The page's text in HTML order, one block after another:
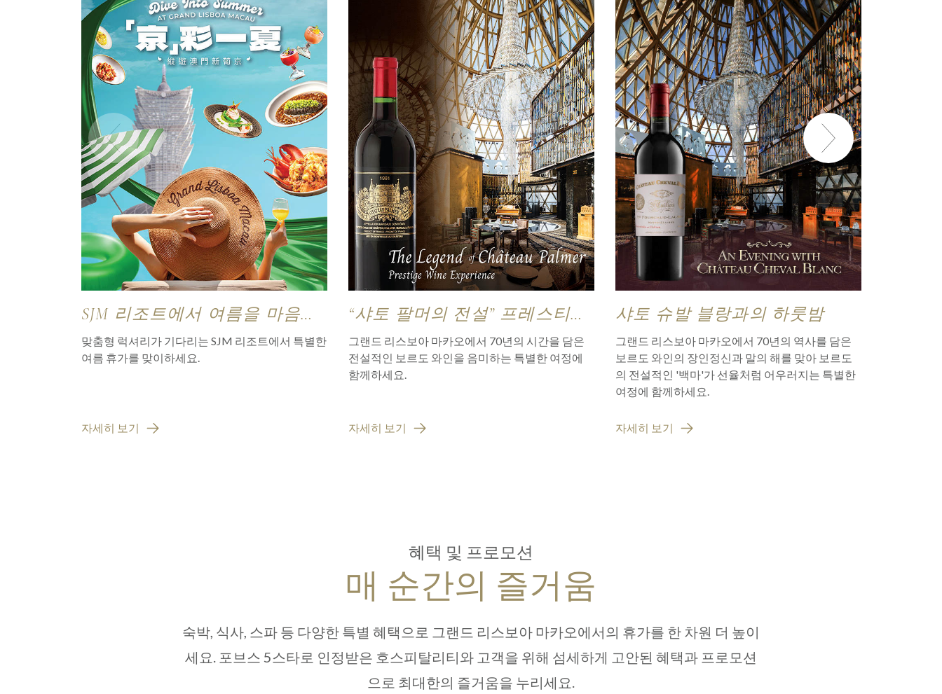
SJM 리조트에서 여름을 마음껏
즐겨보세요
맞춤형 럭셔리가 기다리는 SJM 리조트에서 특별한
여름 휴가를 맞이하세요.
자세히 보기
“샤토 팔머의 전설” 프레스티지
와인 익스피리언스
그랜드 리스보아 마카오에서 70년의 시간을 담은
전설적인 보르도 와인을 음미하는 특별한 여정에
함께하세요.
자세히 보기
샤토 슈발 블랑과의 하룻밤
그랜드 리스보아 마카오에서 70년의 역사를 담은
보르도 와인의 장인정신과 말의 해를 맞아 보르도
의 전설적인 '백마'가 선율처럼 어우러지는 특별한
여정에 함께하세요.
자세히 보기
혜택 및 프로모션
매 순간의 즐거움
숙박, 식사, 스파 등 다양한 특별 혜택으로 그랜드 리스보아 마카오에서의 휴가를 한 차원 더 높이
세요. 포브스 5스타로 인정받은 호스피탈리티와 고객을 위해 섬세하게 고안된 혜택과 프로모션
으로 최대한의 즐거움을 누리세요.